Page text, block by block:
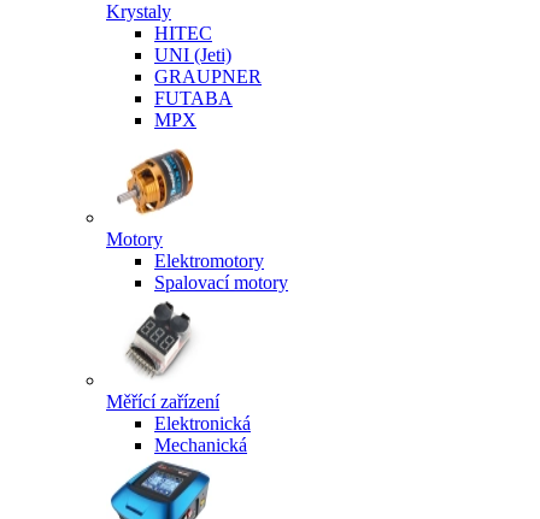
Krystaly
HITEC
UNI (Jeti)
GRAUPNER
FUTABA
MPX
Motory
Elektromotory
Spalovací motory
Měřící zařízení
Elektronická
Mechanická